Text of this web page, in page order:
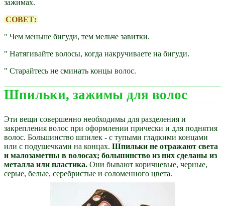
зажимах.
СОВЕТ:
" Чем меньше бигуди, тем мельче завитки.
" Натягивайте волосы, когда накручиваете на бигуди.
" Старайтесь не сминать концы волос.
Шпильки, зажимы для волос
Эти вещи совершенно необходимы для разделения и
закрепления волос при оформлении прически и для поднятия
волос. Большинство шпилек - с тупыми гладкими концами
или с подушечками на концах. Шпильки не отражают света
и малозаметны в волосах; большинство из них сделаны из
металла или пластика. Они бывают коричневые, черные,
серые, белые, серебристые и соломенного цвета.